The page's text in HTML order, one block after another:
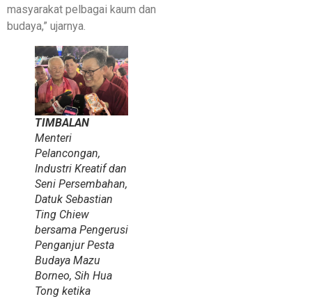
masyarakat pelbagai kaum dan
budaya,” ujarnya.
TIMBALAN
Menteri
Pelancongan,
Industri Kreatif dan
Seni Persembahan,
Datuk Sebastian
Ting Chiew
bersama Pengerusi
Penganjur Pesta
Budaya Mazu
Borneo, Sih Hua
Tong ketika